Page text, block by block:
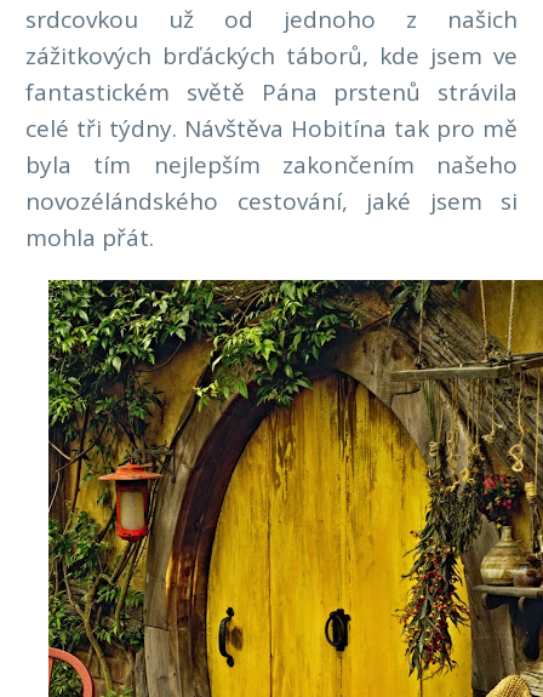
srdcovkou už od jednoho z našich
zážitkových brďáckých táborů, kde jsem ve
fantastickém světě Pána prstenů strávila
celé tři týdny. Návštěva Hobitína tak pro mě
byla tím nejlepším zakončením našeho
novozélándského cestování, jaké jsem si
mohla přát.